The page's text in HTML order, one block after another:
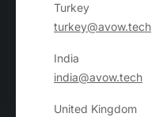
Turkey
turkey@avow.tech
India
india@avow.tech
United Kingdom